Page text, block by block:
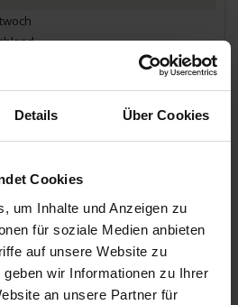
Details Über Cookies
Cookies
um Inhalte und Anzeigen zu
für soziale Medien anbieten
auf unsere Website zu
wir Informationen zu Ihrer
an unsere Partner für
Heiligen Hildegard - ca. 2,5 Std. - 19€
/ Deutschland